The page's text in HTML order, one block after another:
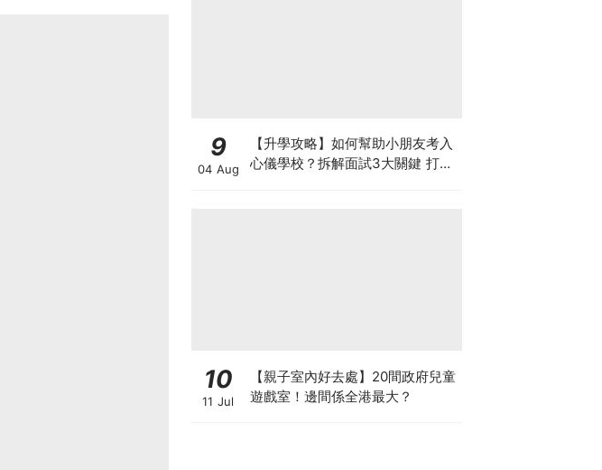
9
04 Aug
【升學攻略】如何幫助小朋友考入
心儀學校？拆解面試3大關鍵 打好
10
11 Jul
【親子室內好去處】20間政府兒童
遊戲室！邊間係全港最大？